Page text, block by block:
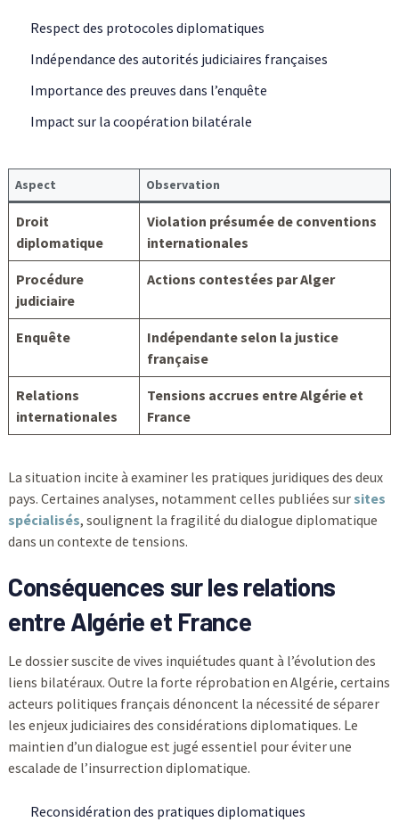
Respect des protocoles diplomatiques
Indépendance des autorités judiciaires françaises
Importance des preuves dans l’enquête
Impact sur la coopération bilatérale
Aspect Observation
Droit
diplomatique
Violation présumée de conventions
internationales
Procédure
judiciaire
Actions contestées par Alger
Enquête
Indépendante selon la justice
française
Relations
internationales
Tensions accrues entre Algérie et
France
La situation incite à examiner les pratiques juridiques des deux
pays. Certaines analyses, notamment celles publiées sur sites
spécialisés, soulignent la fragilité du dialogue diplomatique
dans un contexte de tensions.
Conséquences sur les relations
entre Algérie et France
Le dossier suscite de vives inquiétudes quant à l’évolution des
liens bilatéraux. Outre la forte réprobation en Algérie, certains
acteurs politiques français dénoncent la nécessité de séparer
les enjeux judiciaires des considérations diplomatiques. Le
maintien d’un dialogue est jugé essentiel pour éviter une
escalade de l’insurrection diplomatique.
Reconsidération des pratiques diplomatiques